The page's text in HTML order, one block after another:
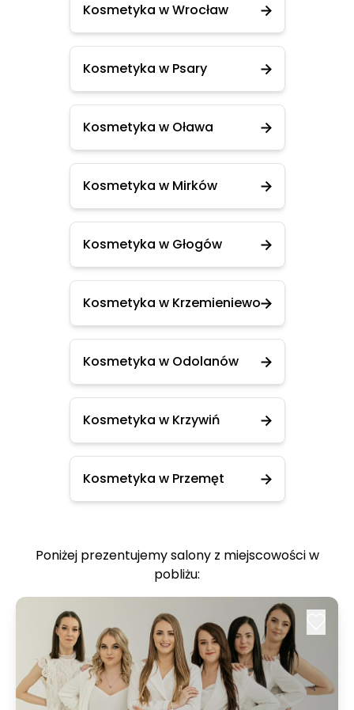
Kosmetyka w Wrocław
Kosmetyka w Psary
Kosmetyka w Oława
Kosmetyka w Mirków
Kosmetyka w Głogów
Kosmetyka w Krzemieniewo
Kosmetyka w Odolanów
Kosmetyka w Krzywiń
Kosmetyka w Przemęt
Poniżej prezentujemy salony z miejscowości w
pobliżu: